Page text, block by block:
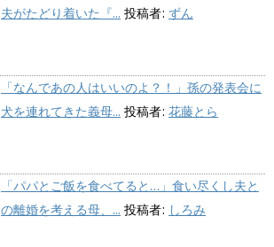
夫がたどり着いた『... 投稿者: ずん
「なんであの人はいいのよ？！」孫の発表会に
犬を連れてきた義母... 投稿者: 花藤とら
「パパとご飯を食べてると…」食い尽くし夫と
の離婚を考える母、... 投稿者: しろみ